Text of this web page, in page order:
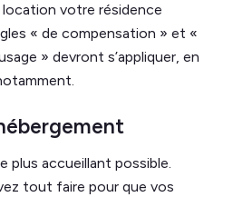
votre résidence
« de compensation » et «
» devront s’appliquer, en
plus accueillant possible.
tout faire pour que vos